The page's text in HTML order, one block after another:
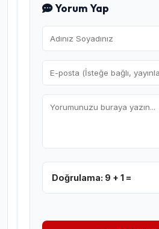
Yorum Yap
Doğrulama: 9 + 1 =